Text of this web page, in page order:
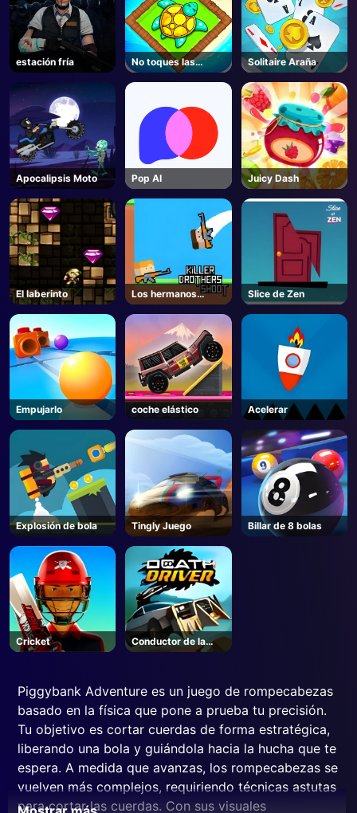
estación fría
No toques las
paredes
Solitaire Araña
Apocalipsis Moto Pop AI Juicy Dash
El laberinto
Los hermanos
asesinos disparan
Slice de Zen
Empujarlo coche elástico Acelerar
Explosión de bola Tingly Juego Billar de 8 bolas
Cricket
Conductor de la
muerte
Piggybank Adventure es un juego de rompecabezas
basado en la física que pone a prueba tu precisión.
Tu objetivo es cortar cuerdas de forma estratégica,
liberando una bola y guiándola hacia la hucha que te
espera. A medida que avanzas, los rompecabezas se
vuelven más complejos, requiriendo técnicas astutas
para cortar las cuerdas. Con sus visuales